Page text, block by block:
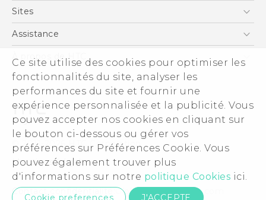
Ce site utilise des cookies pour optimiser les
fonctionnalités du site, analyser les
performances du site et fournir une
expérience personnalisée et la publicité. Vous
pouvez accepter nos cookies en cliquant sur
le bouton ci-dessous ou gérer vos
préférences sur Préférences Cookie. Vous
pouvez également trouver plus
d'informations sur notre politique Cookies ici.
Cookie preferences J'ACCEPTE
réglementation
Safety and regulatory guide
Smartphones
Vive
Accessoires
Sites
HTC Vive
HTC Pro
Assistance
eCommerce Support
À propos de HTC
ESG
Informations sur la société
Sécurité du produit
Politique de confidentialité
Cookie Preferences
Carrières
Security and Privacy Whitepaper
© 2011-2026 HTC Corporation
Mentions Légales
Contact confidentialité:Global-Privacy@htc.com